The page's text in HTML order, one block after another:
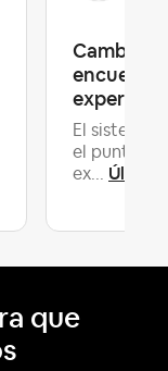
Cambio
El sistema
el punto
ex... Última
que